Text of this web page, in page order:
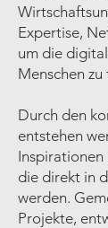
Expertise,
um die
Menschen
Durch den
entstehen
Inspirationen
die direkt in
werden.
Projekte,